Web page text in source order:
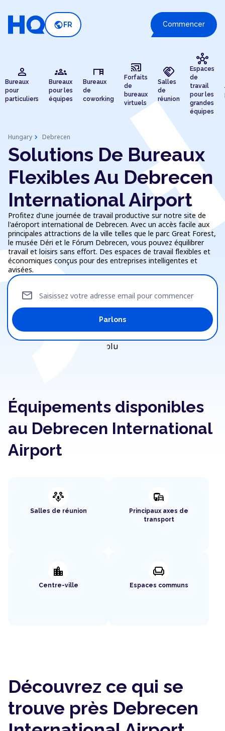
public FR Commencer
person
Bureaux
pour
particuliers
groups
Bureaux
pour les
équipes
desk
Bureaux
de
coworking
cast_connected
Forfaits
de
bureaux
virtuels
handshake
Salles
de
réunion
hub
Espaces
de
travail
pour les
grandes
équipes
Hungary chevron_right Debrecen
Solutions De Bureaux
Flexibles Au Debrecen
International Airport
Profitez d'une journée de travail productive sur notre site de
l'aéroport international de Debrecen. Avec un accès facile aux
principales attractions de la ville telles que le parc Great Forest,
le musée Déri et le Fórum Debrecen, vous pouvez équilibrer
travail et loisirs sans effort. Des espaces de travail flexibles et
économiques conçus pour des entreprises intelligentes et
avisées.
Saisissez votre adresse email pour commencer
mail
Parlons
Équipements disponibles
au Debrecen International
Airport
adaptive_audio_mic
Salles de réunion
commute
Principaux axes de
transport
location_city
Centre-ville
chair
Espaces communs
Découvrez ce qui se
trouve près Debrecen